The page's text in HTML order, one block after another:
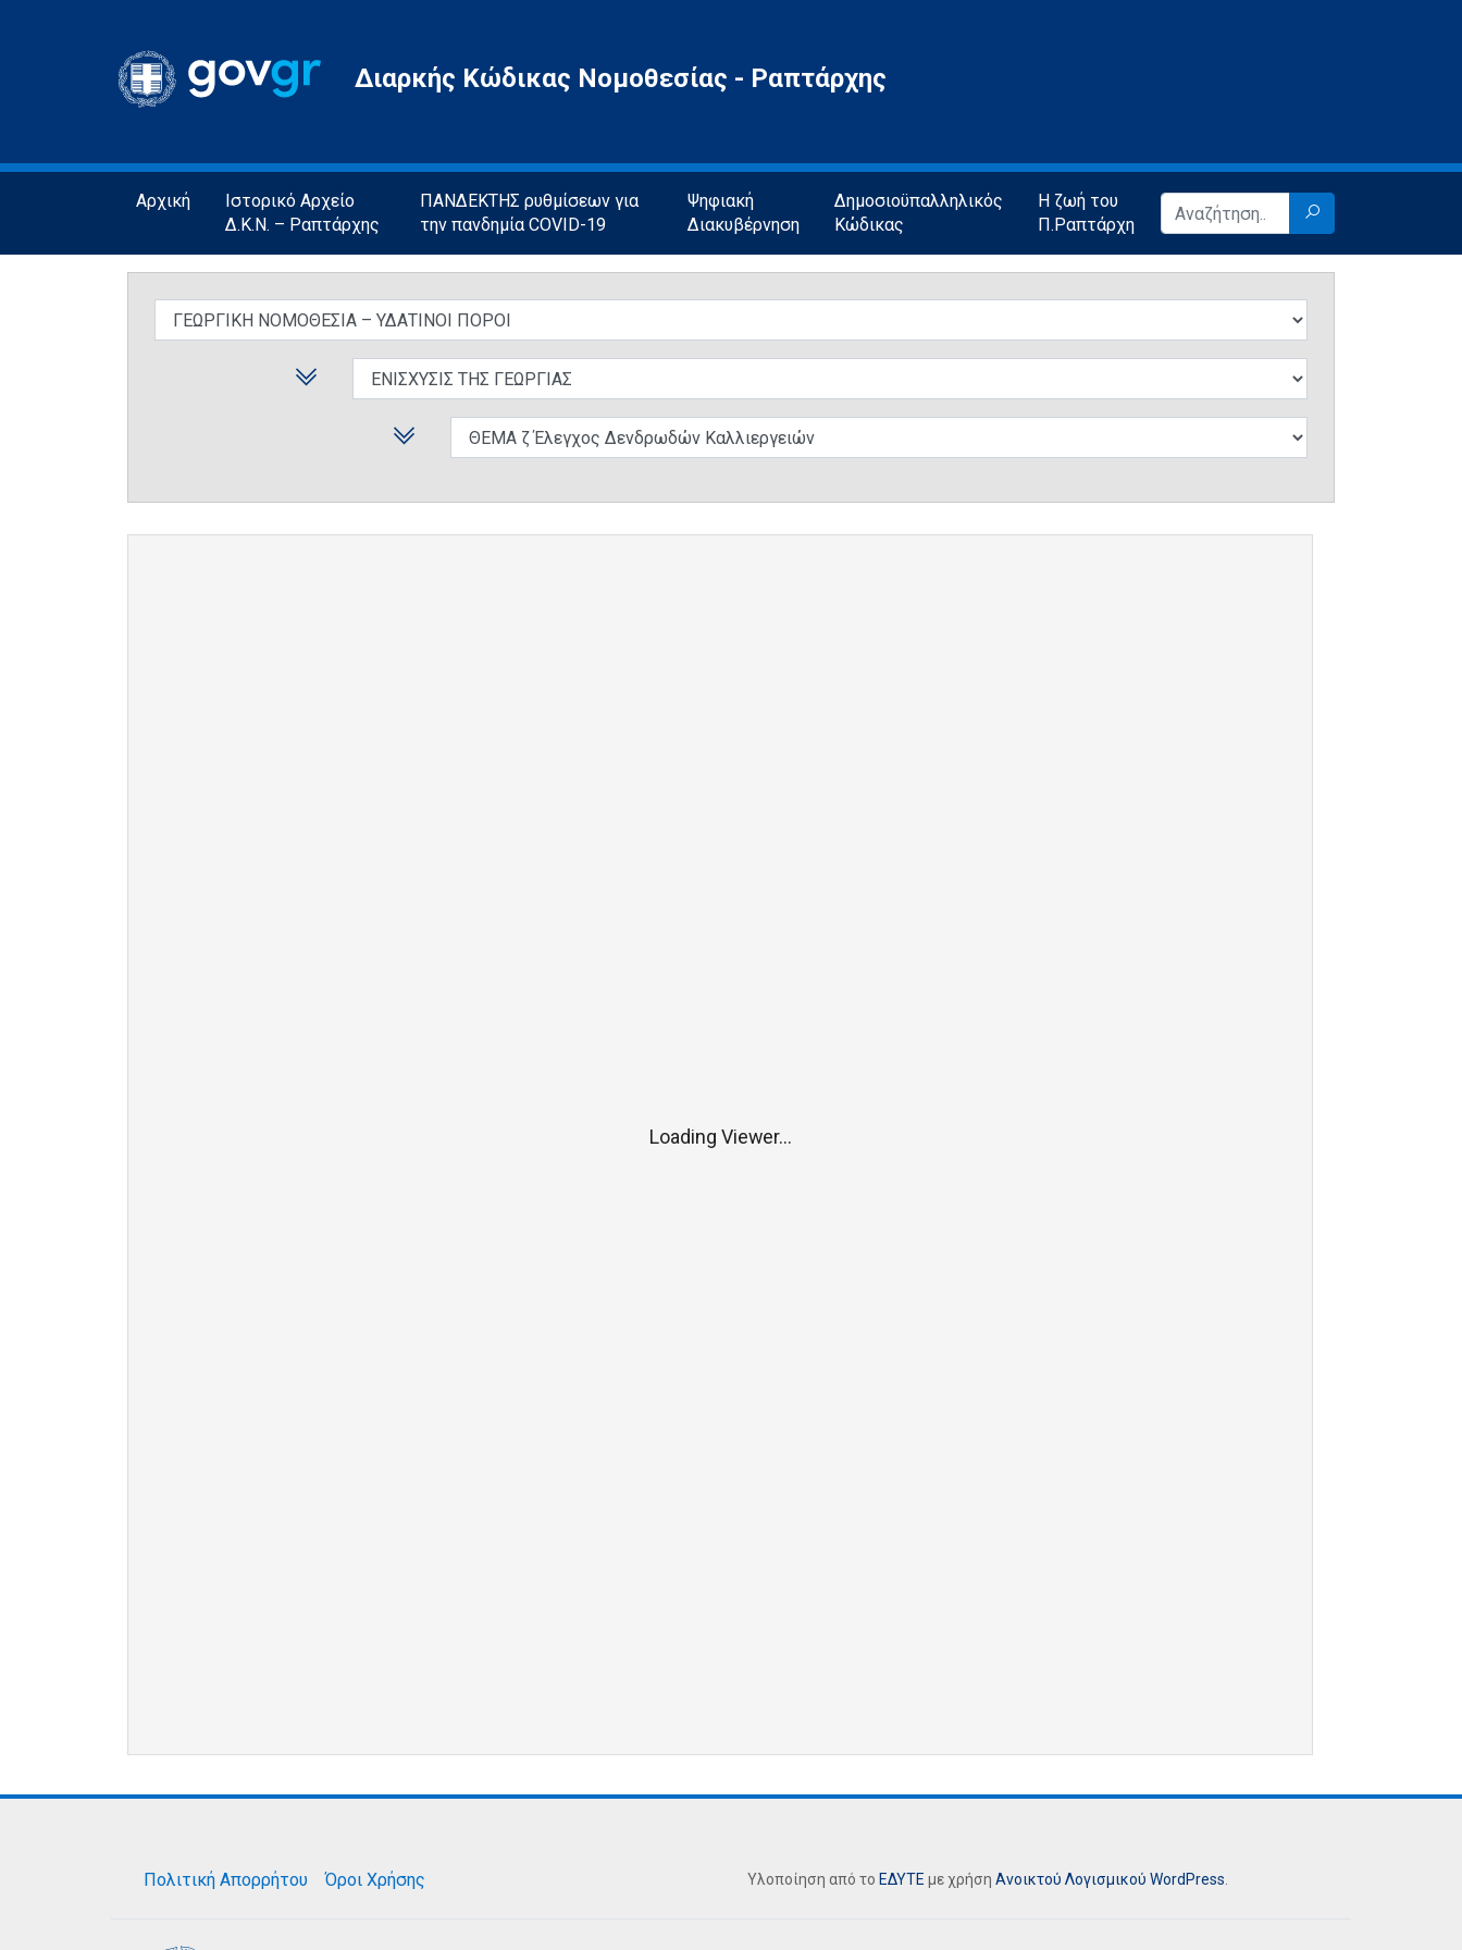
Gov.gr
Διαρκής Κώδικας Νομοθεσίας - Ραπτάρχης
Αρχική
Ιστορικό Αρχείο
Δ.Κ.Ν. – Ραπτάρχης
ΠΑΝΔΕΚΤΗΣ ρυθμίσεων για
την πανδημία COVID-19
Ψηφιακή
Διακυβέρνηση
Δημοσιοϋπαλληλικός
Κώδικας
Η ζωή του
Π.Ραπτάρχη
Loading Viewer...
Πολιτική Απορρήτου Όροι Χρήσης Υλοποίηση από το ΕΔΥΤΕ με χρήση Ανοικτού Λογισμικού WordPress